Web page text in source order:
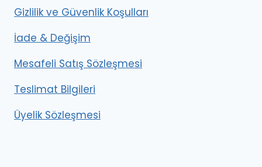
Gizlilik ve Güvenlik Koşulları
İade & Değişim
Mesafeli Satış Sözleşmesi
Teslimat Bilgileri
Üyelik Sözleşmesi